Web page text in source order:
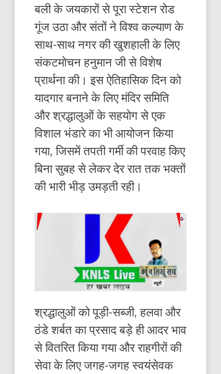
बली के जयकारों से पूरा स्टेशन रोड
गूंज उठा और संतों ने विश्व कल्याण के
साथ-साथ नगर की खुशहाली के लिए
संकटमोचन हनुमान जी से विशेष
प्रार्थना की। इस ऐतिहासिक दिन को
यादगार बनाने के लिए मंदिर समिति
और श्रद्धालुओं के सहयोग से एक
विशाल भंडारे का भी आयोजन किया
गया, जिसमें तपती गर्मी की परवाह किए
बिना सुबह से लेकर देर रात तक भक्तों
की भारी भीड़ उमड़ती रही।
​श्रद्धालुओं को पूड़ी-सब्जी, हलवा और
ठंडे शर्बत का प्रसाद बड़े ही आदर भाव
से वितरित किया गया और राहगीरों की
सेवा के लिए जगह-जगह स्वयंसेवक